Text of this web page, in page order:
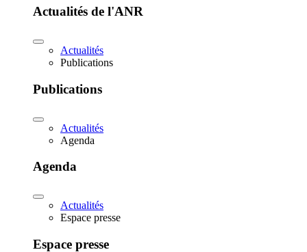
Actualités de l'ANR
Actualités
Publications
Publications
Actualités
Agenda
Agenda
Actualités
Espace presse
Espace presse